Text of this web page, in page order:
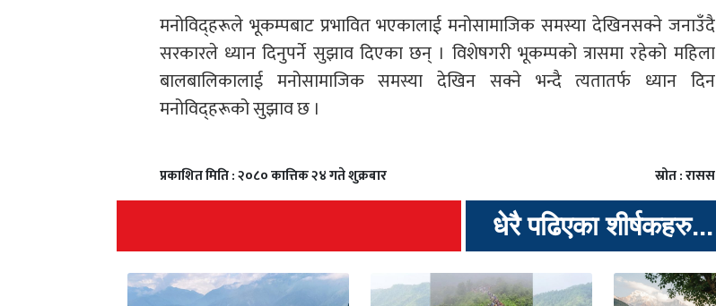
मनोविद्हरूले भूकम्पबाट प्रभावित भएकालाई मनोसामाजिक समस्या देखिनसक्ने जनाउँदै
सरकारले ध्यान दिनुपर्ने सुझाव दिएका छन् । विशेषगरी भूकम्पको त्रासमा रहेको महिला
बालबालिकालाई मनोसामाजिक समस्या देखिन सक्ने भन्दै त्यतातर्फ ध्यान दिन
मनोविद्हरूको सुझाव छ ।
स्रोत : रासस
प्रकाशित मिति : २०८० कात्तिक २४ गते शुक्रबार
धेरै पढिएका शीर्षकहरु...